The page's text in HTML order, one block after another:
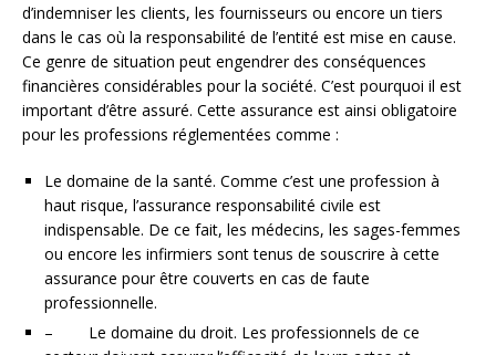
d’indemniser les clients, les fournisseurs ou encore un tiers
dans le cas où la responsabilité de l’entité est mise en cause.
Ce genre de situation peut engendrer des conséquences
financières considérables pour la société. C’est pourquoi il est
important d’être assuré. Cette assurance est ainsi obligatoire
pour les professions réglementées comme :
Le domaine de la santé. Comme c’est une profession à
haut risque, l’assurance responsabilité civile est
indispensable. De ce fait, les médecins, les sages-femmes
ou encore les infirmiers sont tenus de souscrire à cette
assurance pour être couverts en cas de faute
professionnelle.
– Le domaine du droit. Les professionnels de ce